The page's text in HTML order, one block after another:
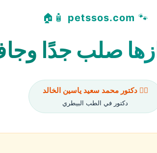
🐾
petssos.com
🧴🏠
صلب جدًا
👨‍⚕️ دكتور محمد سعيد ياسين الخالد
دكتور في الطب البيطري